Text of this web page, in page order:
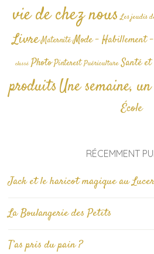
vie de chez nous Les jeudis
Livre Maternité Mode - Habillement -
classé Photo Pinterest Puériculture Santé
produitsUne semaine,
École
RÉCEMMENT
Jack et le haricot magique au
La Boulangerie des Petits
T’as pris du pain ?